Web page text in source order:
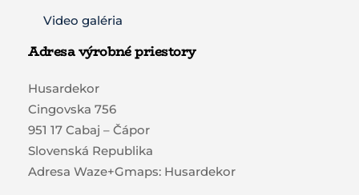
Video galéria
Adresa výrobné priestory
Husardekor
Cingovska 756
951 17 Cabaj – Čápor
Slovenská Republika
Adresa Waze+Gmaps: Husardekor